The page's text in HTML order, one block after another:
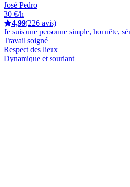
José Pedro
30 €/h
4,99(226 avis)
Je suis une personne simple, honnête,
Travail soigné
Respect des lieux
Dynamique et souriant